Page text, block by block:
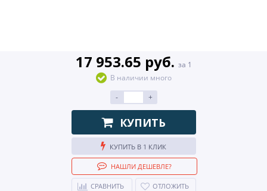
17 953.65 руб. за 1
В наличии много
-
+
КУПИТЬ
КУПИТЬ В 1 КЛИК
НАШЛИ ДЕШЕВЛЕ?
СРАВНИТЬ ОТЛОЖИТЬ